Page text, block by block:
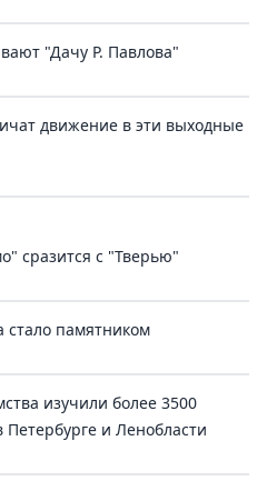
"Дачу Р. Павлова"
движение в эти выходные
сразится с "Тверью"
стало памятником
изучили более 3500
и Ленобласти